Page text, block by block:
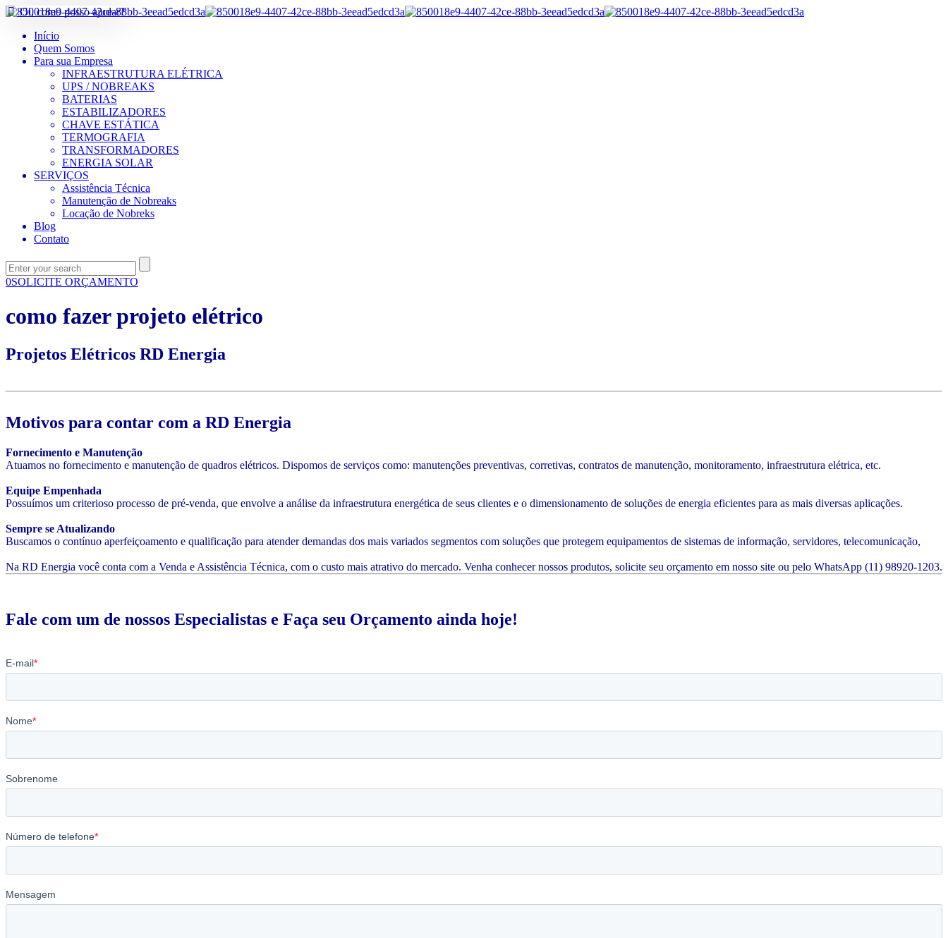
Oi, como posso ajudar?
Início
Quem Somos
Para sua Empresa
INFRAESTRUTURA ELÉTRICA
UPS / NOBREAKS
BATERIAS
ESTABILIZADORES
CHAVE ESTÁTICA
TERMOGRAFIA
TRANSFORMADORES
ENERGIA SOLAR
SERVIÇOS
Assistência Técnica
Manutenção de Nobreaks
Locação de Nobreks
Blog
Contato
0SOLICITE ORÇAMENTO
como fazer projeto elétrico
Projetos Elétricos RD Energia
Motivos para contar com a RD Energia
Fornecimento e Manutenção
Atuamos no fornecimento e manutenção de quadros elétricos. Dispomos de serviços como: manutenções preventivas, corretivas, contratos de manutenção, monitoramento, infraestrutura elétrica, etc.
Equipe Empenhada
Possuímos um criterioso processo de pré-venda, que envolve a análise da infraestrutura energética de seus clientes e o dimensionamento de soluções de energia eficientes para as mais diversas aplicações.
Sempre se Atualizando
Buscamos o contínuo aperfeiçoamento e qualificação para atender demandas dos mais variados segmentos com soluções que protegem equipamentos de sistemas de informação, servidores, telecomunicação,
Na RD Energia você conta com a Venda e Assistência Técnica, com o custo mais atrativo do mercado. Venha conhecer nossos produtos, solicite seu orçamento em nosso site ou pelo WhatsApp (11) 98920-1203.
Fale com um de nossos Especialistas e Faça seu Orçamento ainda hoje!